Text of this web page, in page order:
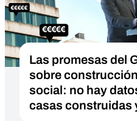
Las promesas del
sobre
social: no hay
casas construidas